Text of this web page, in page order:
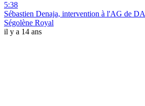
5:38
Sébastien Denaja, intervention à l'AG de DA
Ségolène Royal
il y a 14 ans